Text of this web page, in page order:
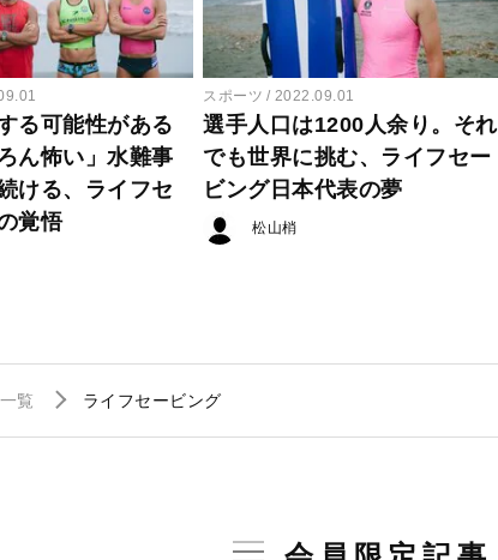
る可能性がある
ん怖い」水難事
ける、ライフセ
覚悟
スポーツ 2022.09.01
選手人口は1200人余り。それ
でも世界に挑む、ライフセー
ビング日本代表の夢
松山梢
覧 ライフセービング